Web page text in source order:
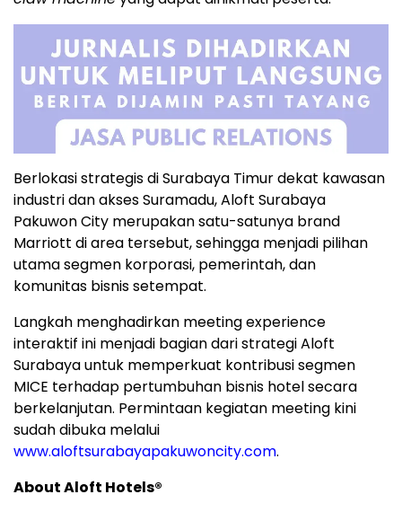
Berlokasi strategis di Surabaya Timur dekat kawasan
industri dan akses Suramadu, Aloft Surabaya
Pakuwon City merupakan satu-satunya brand
Marriott di area tersebut, sehingga menjadi pilihan
utama segmen korporasi, pemerintah, dan
komunitas bisnis setempat.
Langkah menghadirkan meeting experience
interaktif ini menjadi bagian dari strategi Aloft
Surabaya untuk memperkuat kontribusi segmen
MICE terhadap pertumbuhan bisnis hotel secara
berkelanjutan. Permintaan kegiatan meeting kini
sudah dibuka melalui
www.aloftsurabayapakuwoncity.com.
About Aloft Hotels®